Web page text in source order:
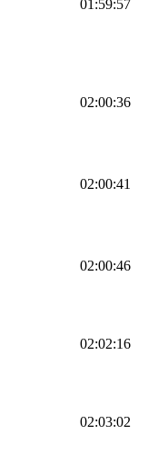
01:59:57
02:00:36
02:00:41
02:00:46
02:02:16
02:03:02